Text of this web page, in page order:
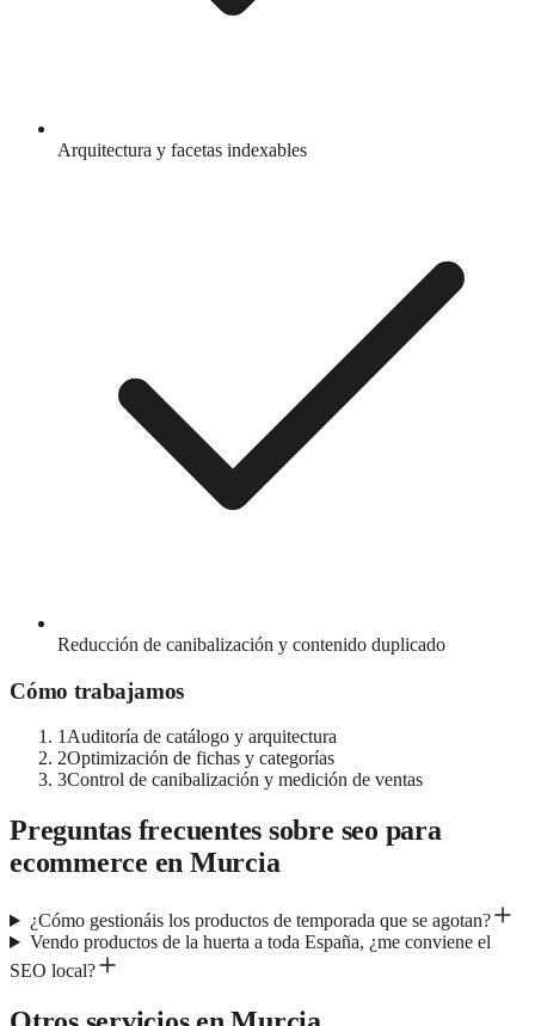
Arquitectura y facetas indexables
Reducción de canibalización y contenido duplicado
Cómo trabajamos
1 Auditoría de catálogo y arquitectura
2Optimización de fichas y categorías
3Control de canibalización y medición de ventas
Preguntas frecuentes sobre seo para
ecommerce en Murcia
¿Cómo gestionáis los productos de temporada que se agotan?
Vendo productos de la huerta a toda España, ¿me conviene el
SEO local?